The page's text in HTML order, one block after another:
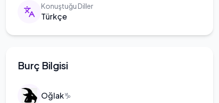
Konuştuğu Diller
Türkçe
Burç Bilgisi
Oğlak♑